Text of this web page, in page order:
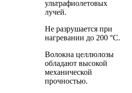
ультрафиолетовых
лучей.
Не разрушается при
нагревании до 200 °С.
Волокна целлюлозы
обладают высокой
механической
прочностью.